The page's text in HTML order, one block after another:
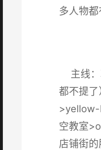
多人物
主线：
都不提
>yellow-
空教室
店铺街